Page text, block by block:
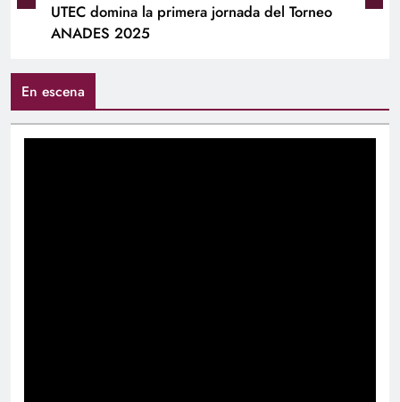
UTEC domina la primera jornada del Torneo
ANADES 2025
En escena